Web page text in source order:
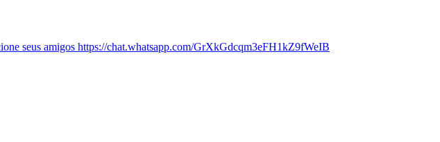
seus amigos https://chat.whatsapp.com/GrXkGdcqm3eFH1kZ9fWeIB